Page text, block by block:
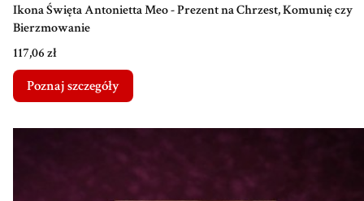
Ikona Święta Antonietta Meo - Prezent na Chrzest, Komunię czy
Bierzmowanie
Cena
117,06 zł
Poznaj szczegóły